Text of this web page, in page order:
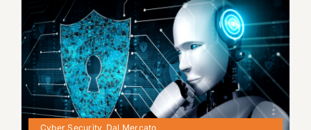
Cyber Security, Dal Mercato